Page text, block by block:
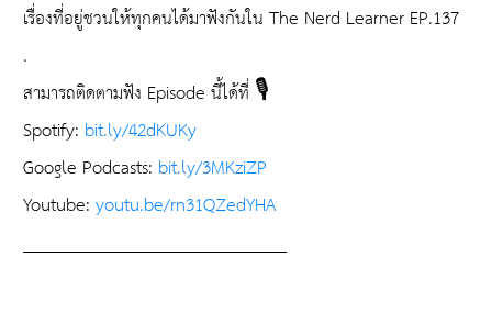
เรื่องที่อยู่ชวนให้ทุกคนได้มาฟังกันใน The Nerd Learner EP.137
.
สามารถติดตามฟัง Episode นี้ได้ที่ 🎙
Spotify: bit.ly/42dKUKy
Google Podcasts: bit.ly/3MKziZP
Youtube:youtu.be/rn31QZedYHA
______________________________